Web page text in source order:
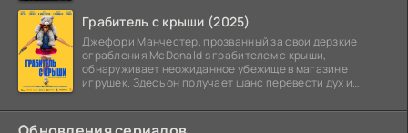
Грабитель с крыши (2025)
Джеффри Манчестер, прозванный за свои дерзкие
ограбления McDonald s грабителем с крыши,
обнаруживает неожиданное убежище в магазине
игрушек. Здесь он получает шанс перевести дух и